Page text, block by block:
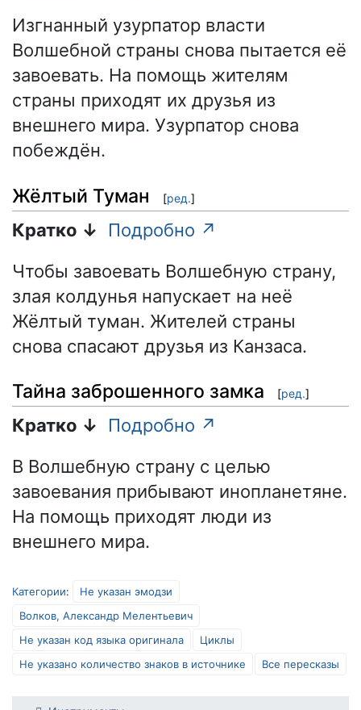
Изгнанный узурпатор власти
Волшебной страны снова пытается её
завоевать. На помощь жителям
страны приходят их друзья из
внешнего мира. Узурпатор снова
побеждён.
Жёлтый Туман [ред.]
Кратко ↓
Подробно ↗
Чтобы завоевать Волшебную страну,
злая колдунья напускает на неё
Жёлтый туман. Жителей страны
снова спасают друзья из Канзаса.
Тайна заброшенного замка [ред.]
Кратко ↓
Подробно ↗
В Волшебную страну с целью
завоевания прибывают инопланетяне.
На помощь приходят люди из
внешнего мира.
Категории:
Не указан эмодзи
Волков, Александр Мелентьевич
Не указан код языка оригинала
Циклы
Не указано количество знаков в источнике
Все пересказы